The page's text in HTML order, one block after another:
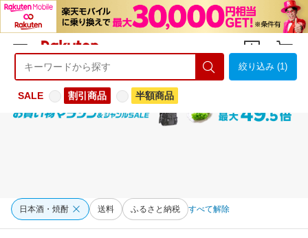
ようこそ 楽天市場へ ログイン
絞り込み (1)
SALE 割引商品 半額商品
日本酒・焼酎 送料 ふるさと納税 すべて解除